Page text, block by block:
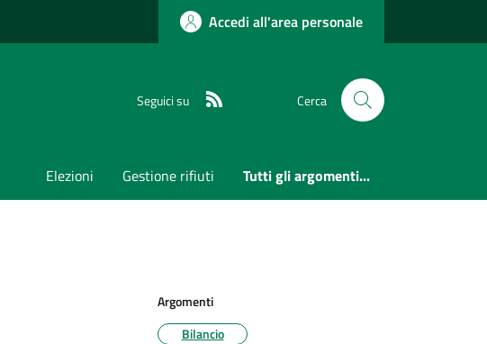
Accedi all'area personale
Seguici su Cerca
Elezioni Gestione rifiuti Tutti gli argomenti...
Argomenti
Bilancio